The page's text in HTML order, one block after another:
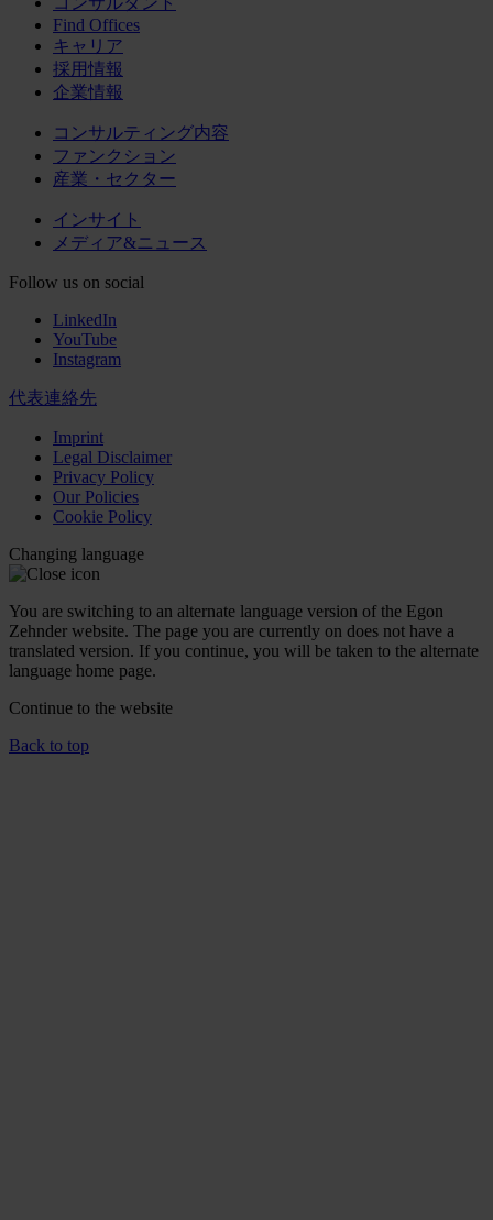
Find Offices
キャリア
採用情報
企業情報
コンサルティング内容
ファンクション
産業・セクター
インサイト
メディア&ニュース
Follow us on social
LinkedIn
YouTube
Instagram
代表連絡先
Imprint
Legal Disclaimer
Privacy Policy
Our Policies
Cookie Policy
Changing language
You are switching to an alternate language version of the Egon
Zehnder website. The page you are currently on does not have a
translated version. If you continue, you will be taken to the alternate
language home page.
Continue to the website
Back to top